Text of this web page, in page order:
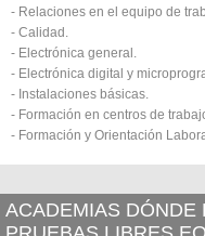
- Relaciones en el equipo de
- Calidad.
- Electrónica general.
- Electrónica digital y
- Instalaciones básicas.
- Formación en centros de
- Formación y Orientación
ACADEMIAS DÓNDE